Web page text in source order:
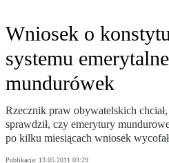
Wniosek o
systemu
mundurówek
Rzecznik praw obywatelskich
sprawdził, czy emerytury
po kilku miesiącach wniosek wycofał
Publikacja: 13.05.2011 03:29